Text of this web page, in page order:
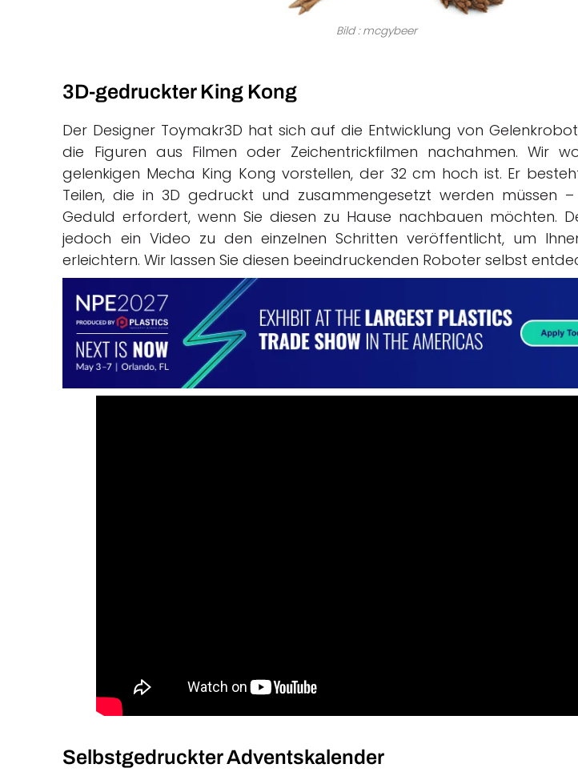
Bild : mcgybeer
3D-gedruckter King Kong
Der Designer Toymakr3D hat sich auf die Entwicklung von
die Figuren aus Filmen oder Zeichentrickfilmen nachahmen. Wir
gelenkigen Mecha King Kong vorstellen, der 32 cm hoch ist. Er
Teilen, die in 3D gedruckt und zusammengesetzt werden müssen
Geduld erfordert, wenn Sie diesen zu Hause nachbauen möchten.
jedoch ein Video zu den einzelnen Schritten veröffentlicht, um
erleichtern. Wir lassen Sie diesen beeindruckenden Roboter selbst
Selbstgedruckter Adventskalender